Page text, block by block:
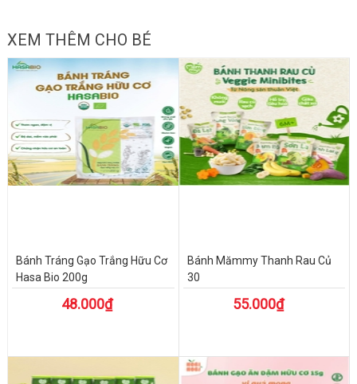
XEM THÊM CHO BÉ
Bánh Tráng Gạo Trắng Hữu Cơ
Hasa Bio 200g
48.000₫
Bánh Mămmy Thanh Rau Củ
30
55.000₫